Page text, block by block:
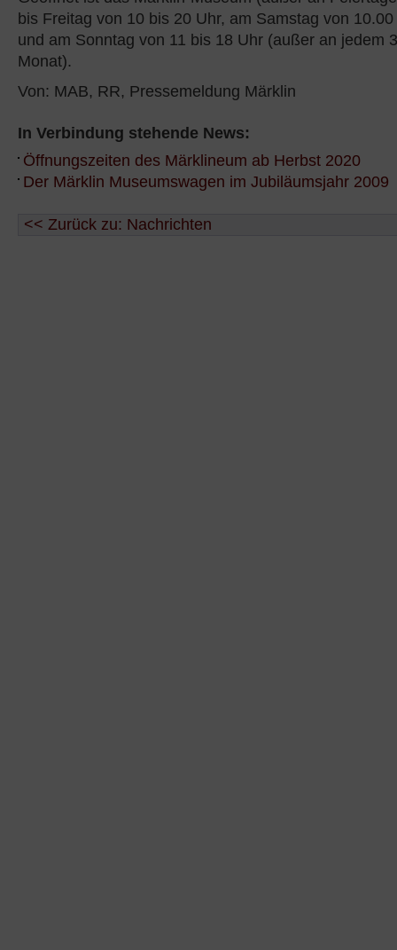
bis Freitag von 10 bis 20 Uhr, am Samstag von
und am Sonntag von 11 bis 18 Uhr (außer an jedem
Monat).
Von: MAB, RR, Pressemeldung Märklin
In Verbindung stehende News:
Öffnungszeiten des Märklineum ab Herbst 2020
Der Märklin Museumswagen im Jubiläumsjahr 2009
<< Zurück zu: Nachrichten